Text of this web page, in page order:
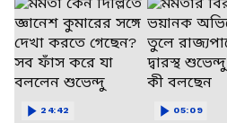
24:42 05:09